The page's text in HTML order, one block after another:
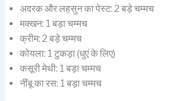
अदरक और लहसुन का पेस्ट: 2 बड़े चम्मच
मक्खन: 1 बड़ा चम्मच
क्रीम: 2 बड़े चम्मच
कोयला: 1 टुकड़ा (धुएं के लिए)
कसूरी मेथी: 1 बड़ा चम्मच
नींबू का रस: 1 बड़ा चम्मच